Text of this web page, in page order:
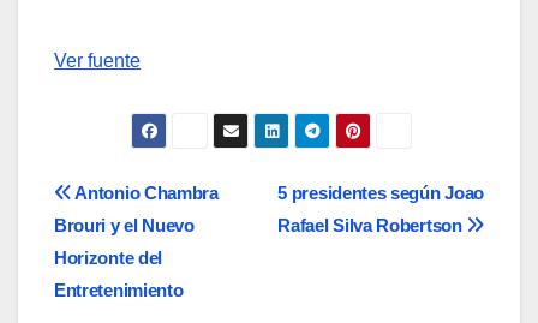
Navegación
entradas
Ver fuente
Navegación
de
entradas
5 presidentes según Joao
Rafael Silva Robertson
Antonio Chambra
Brouri y el Nuevo
Horizonte del
Entretenimiento